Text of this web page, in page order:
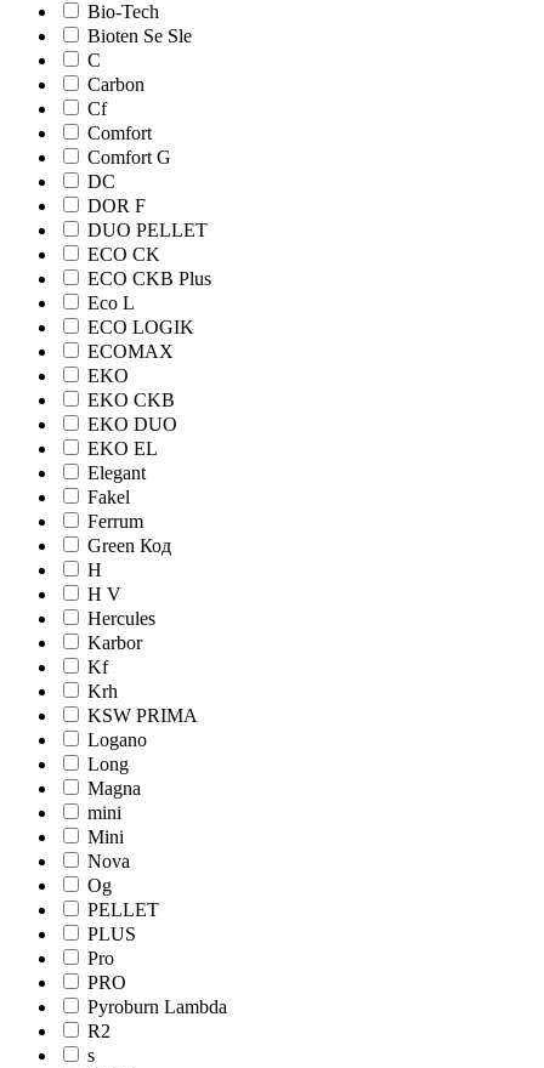
Bio-Tech
Bioten Se Sle
C
Carbon
Cf
Comfort
Comfort G
DC
DOR F
DUO PELLET
ECO CK
ECO CKB Plus
Eco L
ECO LOGIK
ECOMAX
EKO
EKO CKB
EKO DUO
EKO EL
Elegant
Fakel
Ferrum
Green Код
H
H V
Hercules
Karbor
Kf
Krh
KSW PRIMA
Logano
Long
Magna
mini
Mini
Nova
Og
PELLET
PLUS
Pro
PRO
Pyroburn Lambda
R2
s